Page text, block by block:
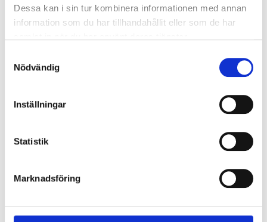
Dessa kan i sin tur kombinera informationen med annan
information som du har tillhandahållit eller som de har
Nödvändig
Inställningar
Statistik
Marknadsföring
Logga in för att se pris Logga in för att se pris
Rörsvep 310 mm Rörsvep till sugnos